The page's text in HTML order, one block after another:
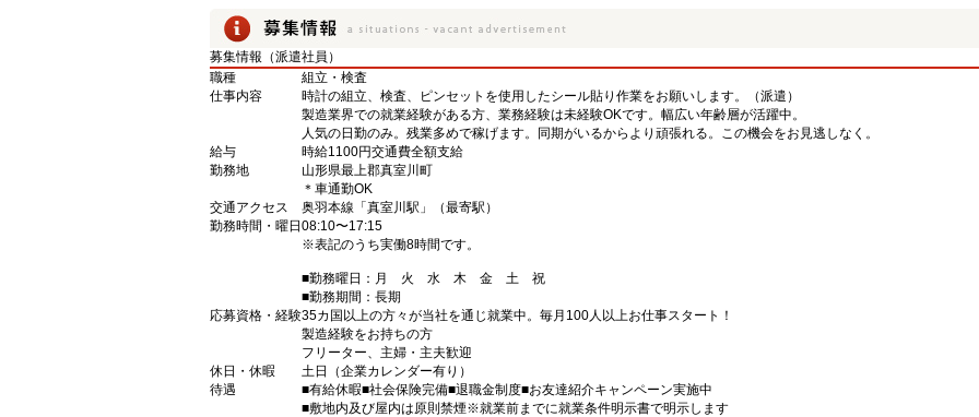
募集情報（派遣社員）
職種
組立・検査
仕事内容
時計の組立、検査、ピンセットを使用したシール貼り作業をお願いします。（派遣）
製造業界での就業経験がある方、業務経験は未経験OKです。幅広い年齢層が活躍中。
人気の日勤のみ。残業多めで稼げます。同期がいるからより頑張れる。この機会をお見逃しなく。
給与
時給1100円交通費全額支給
勤務地
山形県最上郡真室川町
＊車通勤OK
交通アクセス
奥羽本線「真室川駅」（最寄駅）
勤務時間・曜日 08:10〜17:15
※表記のうち実働8時間です。
■勤務曜日：月 火 水 木 金 土 祝
■勤務期間：長期
応募資格・経験35カ国以上の方々が当社を通じ就業中。毎月100人以上お仕事スタート！
製造経験をお持ちの方
フリーター、主婦・主夫歓迎
休日・休暇
土日（企業カレンダー有り）
待遇
■有給休暇■社会保険完備■退職金制度■お友達紹介キャンペーン実施中
■敷地内及び屋内は原則禁煙※就業前までに就業条件明示書で明示します